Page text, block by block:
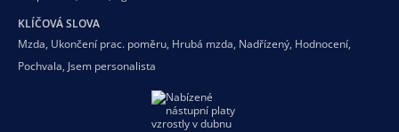
KLÍČOVÁ SLOVA
Mzda, Ukončení prac. poměru, Hrubá mzda, Nadřízený, Hodnocení,
Pochvala, Jsem personalista